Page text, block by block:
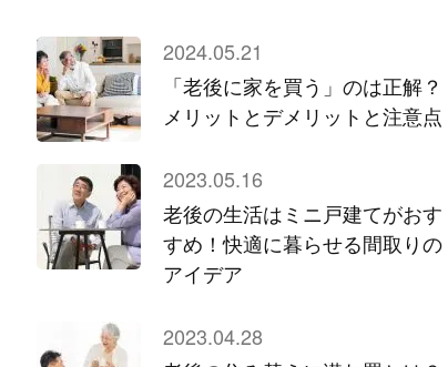
2024.05.21
「老後に家を買う」のは正解？
メリットとデメリットと注意点
2023.05.16
老後の生活はミニ戸建てがおす
すめ！快適に暮らせる間取りの
アイデア
2023.04.28